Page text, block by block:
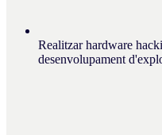
Realitzar hardware
desenvolupament